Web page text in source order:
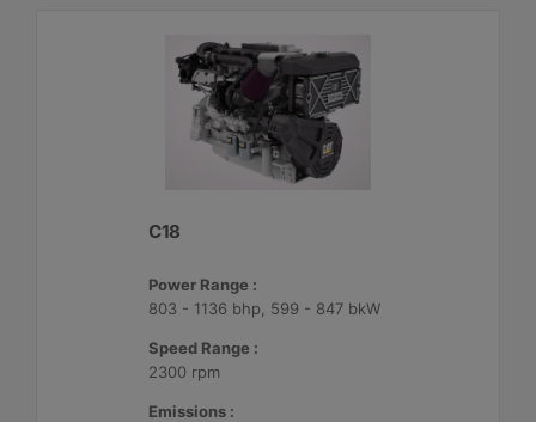
C18
Power Range :
803 - 1136 bhp, 599 - 847 bkW
Speed Range :
2300 rpm
Emissions :